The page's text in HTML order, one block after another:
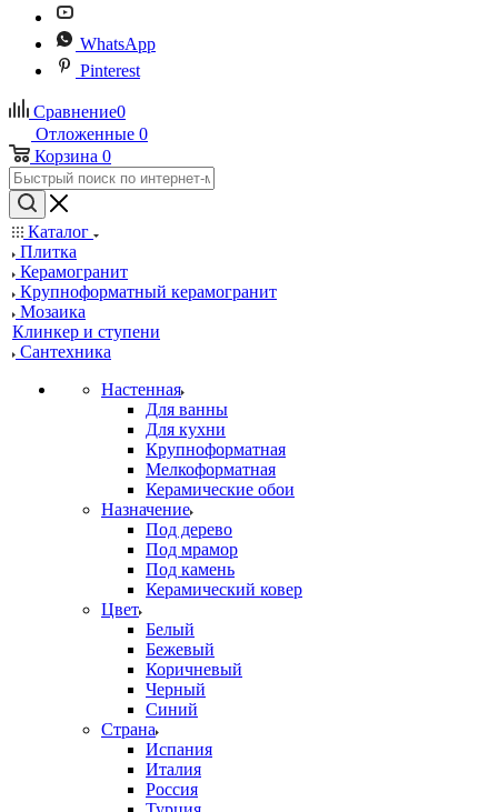
WhatsApp
Pinterest
Сравнение0
Отложенные 0
Корзина 0
Каталог
Плитка
Керамогранит
Крупноформатный керамогранит
Мозаика
Клинкер и ступени
Сантехника
Настенная
Для ванны
Для кухни
Крупноформатная
Мелкоформатная
Керамические обои
Назначение
Под дерево
Под мрамор
Под камень
Керамический ковер
Цвет
Белый
Бежевый
Коричневый
Черный
Синий
Страна
Испания
Италия
Россия